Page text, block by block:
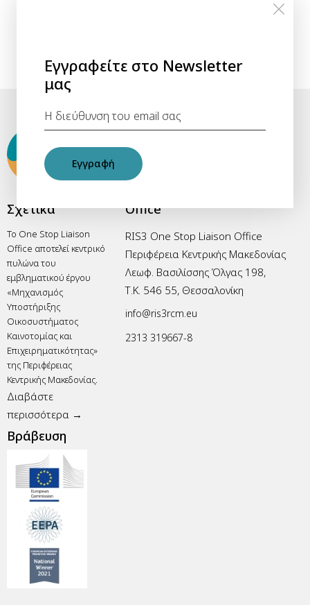
Σχετικά
Το One Stop Liaison
Office αποτελεί κεντρικό
πυλώνα του
εμβληματικού έργου
«Μηχανισμός
Υποστήριξης
Οικοσυστήματος
Καινοτομίας και
Επιχειρηματικότητας»
της Περιφέρειας
Κεντρικής Μακεδονίας.
Διαβάστε
περισσότερα →
Βράβευση
Office
RIS3 One Stop Liaison Office
Περιφέρεια Κεντρικής Μακεδονίας
Λεωφ. Βασιλίσσης Όλγας 198,
Τ.Κ. 546 55, Θεσσαλονίκη
info@ris3rcm.eu
2313 319667-8
Εγγραφείτε στο Newsletter
μας
Εγγραφή